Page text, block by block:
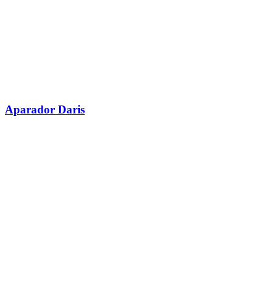
Aparador Daris